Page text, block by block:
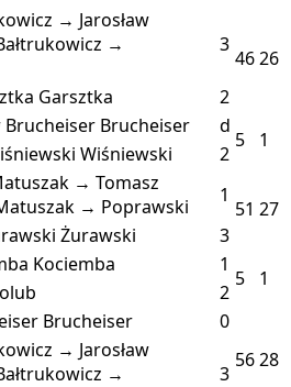
→ Jarosław
→
3
4626
Garsztka
2
Brucheiser Brucheiser d
5 1
Wiśniewski 2
→ Tomasz
→ Poprawski 1
51 27
Żurawski
3
Kociemba 1
5 1
2
Brucheiser
0
5628
→ Jarosław
→
3